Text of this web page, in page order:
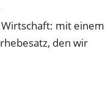
mit einem
den wir